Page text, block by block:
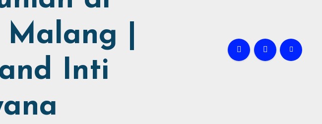
|
Inti